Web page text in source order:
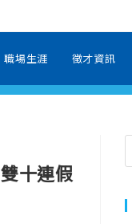
職場生涯 徵才資訊
十連假